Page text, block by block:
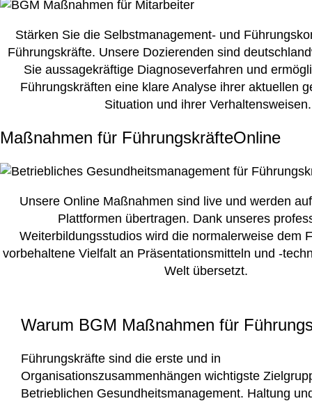
Stärken Sie die Selbstmanagement- und
Führungskräfte. Unsere Dozierenden sind
Sie aussagekräftige Diagnoseverfahren und
Führungskräften eine klare Analyse ihrer aktuellen
Situation und ihrer Verhaltensweisen.
Maßnahmen für FührungskräfteOnline
Unsere Online Maßnahmen sind live und werden
Plattformen übertragen. Dank unseres
Weiterbildungsstudios wird die normalerweise dem
vorbehaltene Vielfalt an Präsentationsmitteln und -
Welt übersetzt.
Warum BGM Maßnahmen für
Führungskräfte sind die erste und in
Organisationszusammenhängen wichtigste
Betrieblichen Gesundheitsmanagement. Haltung